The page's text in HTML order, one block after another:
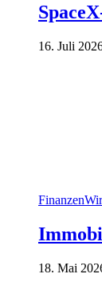
16. Juli
Finanzen
18. Mai